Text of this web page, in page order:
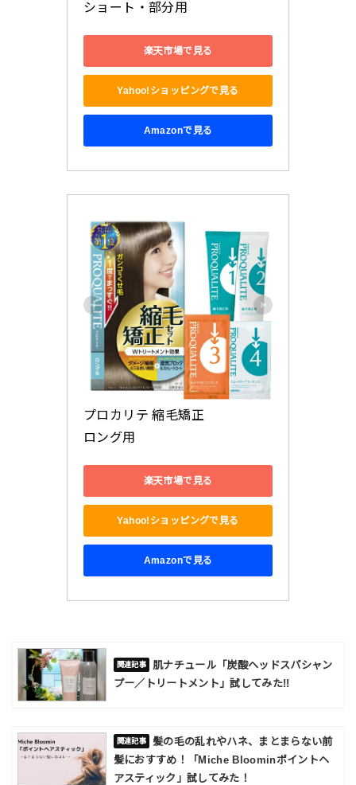
ショート・部分用
楽天市場で見る
Yahoo!ショッピングで見る
Amazonで見る
プロカリテ 縮毛矯正
ロング用
楽天市場で見る
Yahoo!ショッピングで見る
Amazonで見る
肌ナチュール「炭酸ヘッドスパシャン
プー／トリートメント」試してみた!!
髪の毛の乱れやハネ、まとまらない前
髪におすすめ！「Miche Bloominポイントヘ
アスティック」試してみた！